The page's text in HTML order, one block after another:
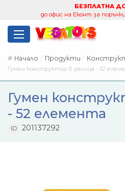
БЕЗПЛАТНА
до офис на Еконт за
Начало Продукти
Гумен конструктор в раница - 52
Гумен
- 52 елемента
ID 201137292